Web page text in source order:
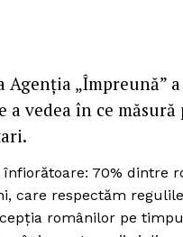
„Împreună”
vedea în ce
70% dintre
care respectăm
românilor pe